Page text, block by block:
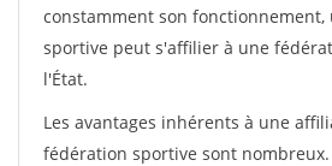
constamment son fonctionnement,
sportive peut s'affilier à une
l'État.
Les avantages inhérents à une
fédération sportive sont